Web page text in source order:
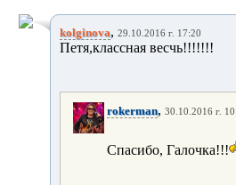
kolginova, 29.10.2016 г. 17:20
Петя,классная весчь!!!!!!!
rokerman, 30.10.2016 г.
Спасибо, Галочка!!!